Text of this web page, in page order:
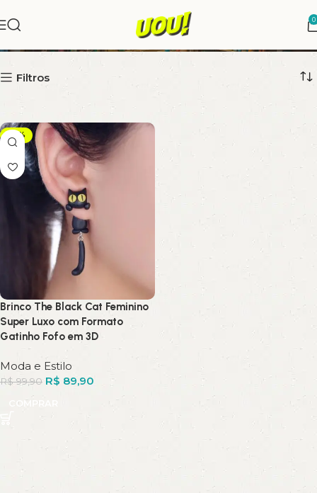
0
Filtros
-10%
Brinco The Black Cat Feminino
Super Luxo com Formato
Gatinho Fofo em 3D
Moda e Estilo
R$99,90 R$ 89,90
COMPRAR